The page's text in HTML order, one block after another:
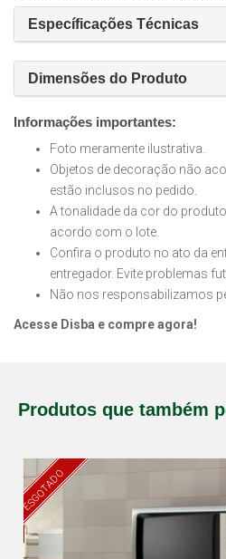
Específicações Técnicas
Dimensões do Produto
Informações importantes:
Foto meramente ilustrativa.
Objetos de decoração não
estão inclusos no pedido.
A tonalidade da cor do
acordo com o lote.
Confira o produto no ato da
entregador. Evite problemas
Não nos responsabilizamos
Acesse Disba e compre agora!
Produtos que também
ESGOTADO